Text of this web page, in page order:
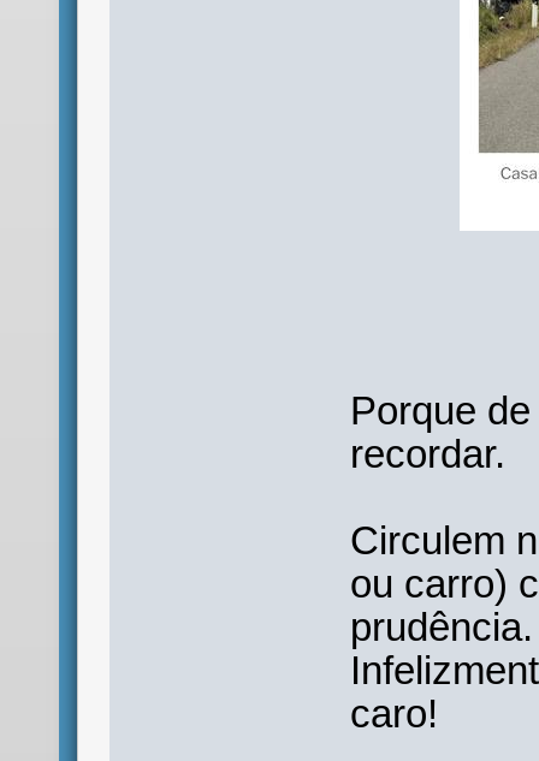
Porque
recordar.
Circulem
ou carro)
prudência.
caro!